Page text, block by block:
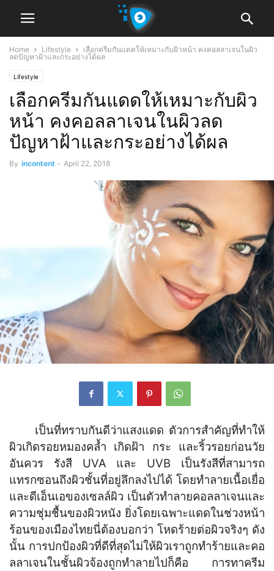
Home Lifestyle
เลือกครีมกันแดดให้เหมาะกับผิวหน้า คงคอลลาเจนในผิว
ลดปัญหาฝ้าและกระอย่างได้ผล
Lifestyle
เลือกครีมกันแดดให้เหมาะกับผิว
หน้า คงคอลลาเจนในผิวลด
ปัญหาฝ้าและกระอย่างได้ผล
By incontent - April 22, 2018
เป็นที่ทราบกันดีว่าแสงแดด ตัวการสำคัญที่ทำให้
ผิวเกิดรอยหมองคล้ำ เกิดฝ้า กระ และริ้วรอยก่อนวัย
อันควร รังสี UVA และ UVB เป็นรังสีที่สามารถ
แทรกซอนถึงผิวชั้นที่อยู่ลึกลงไปได้ โดยทำลายเนื้อเยื่อ
และดีเอ็นเอของเซลล์ผิว เป็นตัวทำลายคอลลาเจนและ
ความชุ่มชื้นของผิวหนัง ยิ่งโดยเฉพาะแดดในช่วงหน้า
ร้อนของเมืองไทยนี่ต้องบอกว่า โหดร้ายต่อผิวจริงๆ ดัง
นั้น การปกป้องผิวที่ดีที่สุดไม่ให้ผิวเราถูกทำร้ายและคอ
ลลาเจนในชั้นผิวจ้องถูกทำลายไปก็คือ การทาครีม